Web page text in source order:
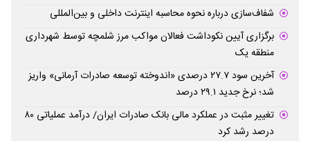
شفاف‌سازی درباره نحوه محاسبه اینترنت داخلی و بین‌المللی
برگزاری آیین نکوداشت فعالان مواکب مرز شلمچه توسط شهرداری
منطقه یک
آخرین سود ۲۷.۷ درصدی «اندوخته توسعه صادرات آرمانی» واریز
شد؛ نرخ جدید ۲۹.۱ درصد
تغییر مثبت در عملکرد مالی بانک صادرات ایران/ درآمد عملیاتی ۸۰
درصد رشد کرد